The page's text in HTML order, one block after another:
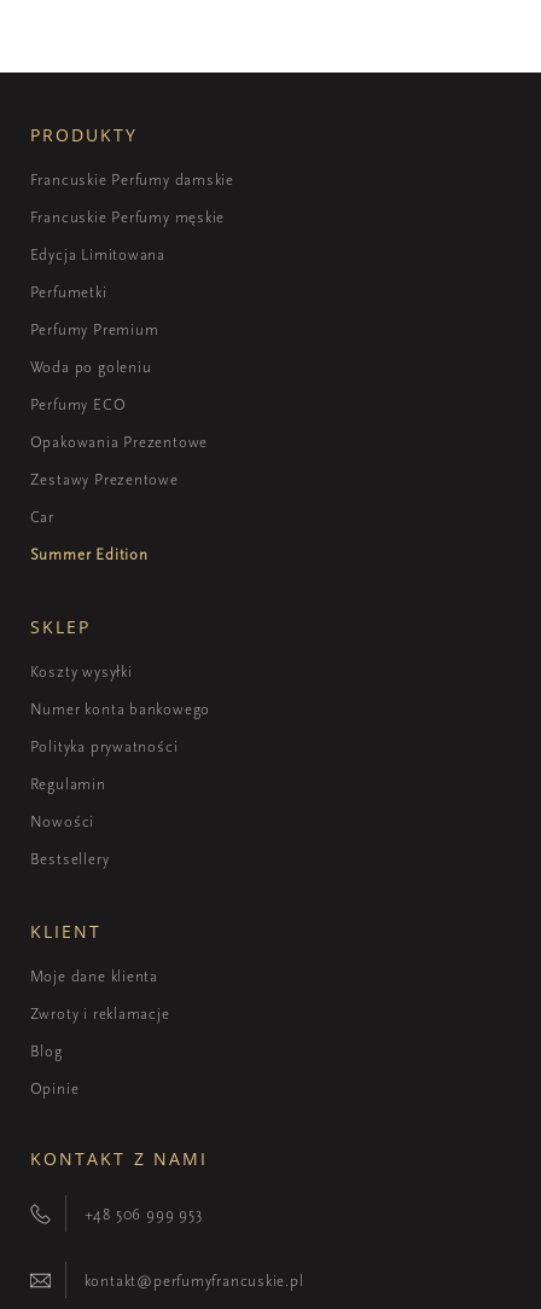
PRODUKTY
Francuskie Perfumy damskie
Francuskie Perfumy męskie
Edycja Limitowana
Perfumetki
Perfumy Premium
Woda po goleniu
Perfumy ECO
Opakowania Prezentowe
Zestawy Prezentowe
Car
Summer Edition
SKLEP
Koszty wysyłki
Numer konta bankowego
Polityka prywatności
Regulamin
Nowości
Bestsellery
KLIENT
Moje dane klienta
Zwroty i reklamacje
Blog
Opinie
KONTAKT Z NAMI
+48 506 999 953
kontakt@perfumyfrancuskie.pl